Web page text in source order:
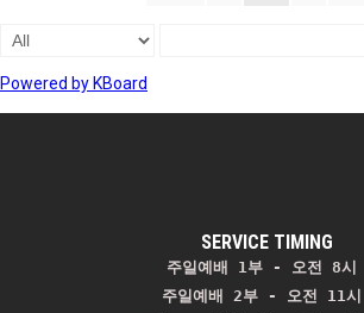
Powered by KBoard
SERVICE TIMING
주일예배 1부 - 오전 8시
주일예배 2부 - 오전 11시